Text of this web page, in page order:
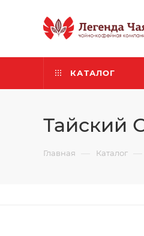
КАТАЛОГ
Тайский
Главная — Каталог —